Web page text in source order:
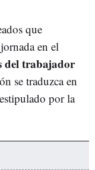
que
en el
del trabajador
se traduzca en
por la